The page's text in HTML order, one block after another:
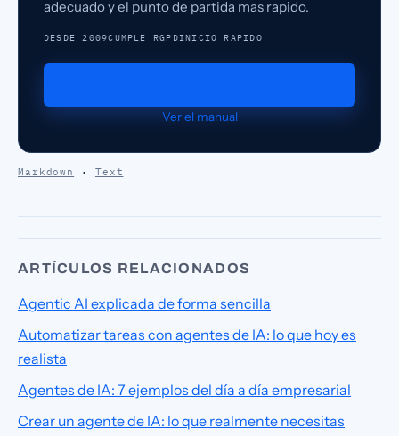
adecuado y el punto de partida mas rapido.
DESDE 2009CUMPLE RGPDINICIO RAPIDO
Ver el manual
Markdown · Text
ARTÍCULOS RELACIONADOS
Agentic AI explicada de forma sencilla
Automatizar tareas con agentes de IA: lo que hoy es
realista
Agentes de IA: 7 ejemplos del día a día empresarial
Crear un agente de IA: lo que realmente necesitas